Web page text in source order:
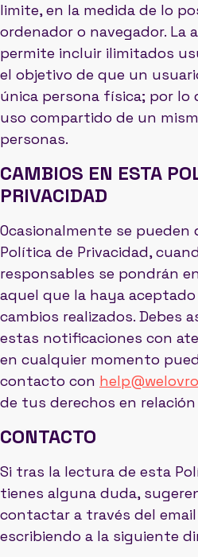
limite, en la medida de lo
ordenador o navegador. La
permite incluir ilimitados
el objetivo de que un
única persona física; por lo
uso compartido de un
personas.
CAMBIOS EN ESTA
PRIVACIDAD
Ocasionalmente se pueden
Política de Privacidad,
responsables se pondrán
aquel que la haya
cambios realizados. Debes
estas notificaciones con
en cualquier momento
contacto con
de tus derechos en
CONTACTO
Si tras la lectura de esta
tienes alguna duda,
contactar a través del email
escribiendo a la siguiente